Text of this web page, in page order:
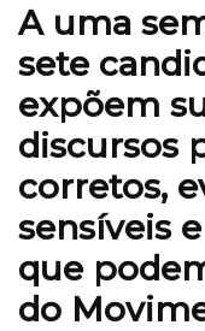
A uma
sete
expõem
discursos
corretos,
sensíveis
que
do